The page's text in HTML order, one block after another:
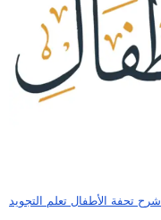
شرح تحفة الأطفال تعلم التجويد